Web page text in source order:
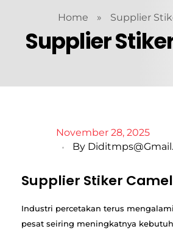
Home » Supplier
Supplier
November 28, 2025
By
Supplier Stiker Camel
Industri percetakan terus
pesat seiring meningkatnya